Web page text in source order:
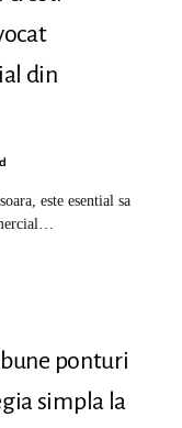
din
este esential sa
ponturi
simpla la